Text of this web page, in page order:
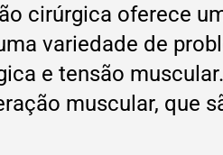
cirúrgica oferece
variedade de
e tensão
muscular, que